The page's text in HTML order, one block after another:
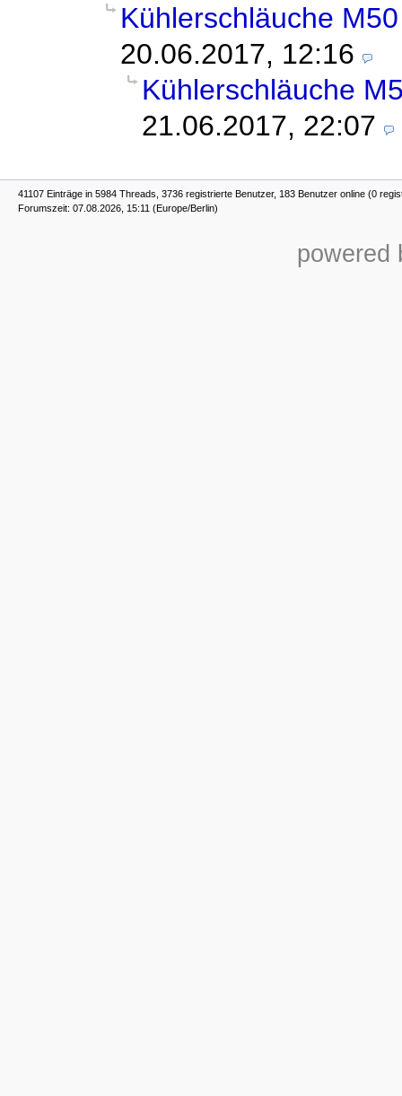
Kühlerschläuche
20.06.2017, 12:16
Kühlerschläuche
21.06.2017, 22:07
41107 Einträge in 5984 Threads, 3736 registrierte Benutzer, 183 Benutzer online (0
Forumszeit: 07.08.2026, 15:11 (Europe/Berlin)
powered